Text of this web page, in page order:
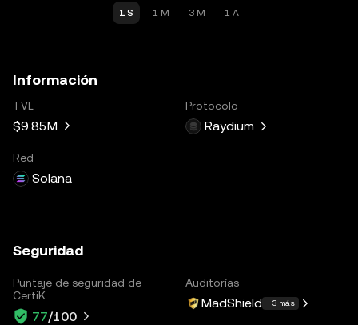
1 S 1 M 3 M 1 A
Información
TVL
$9.85M
Protocolo
Raydium
Red
Solana
Seguridad
Puntaje de seguridad de
CertiK
77/100
Auditorías
MadShield + 3 más